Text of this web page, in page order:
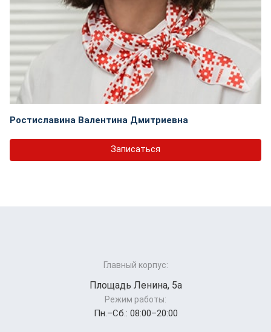
Ростиславина Валентина Дмитриевна
Записаться
Главный корпус:
Площадь Ленина, 5а
Режим работы:
Пн.–Cб.: 08:00–20:00